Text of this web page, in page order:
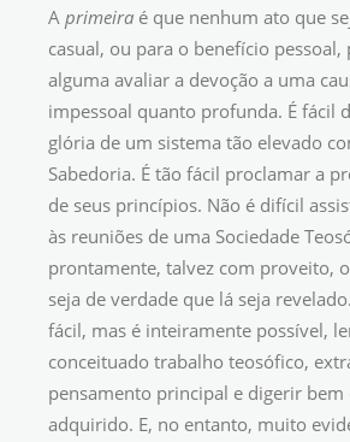
A primeira é que nenhum ato que
casual, ou para o benefício
alguma avaliar a devoção a uma
impessoal quanto profunda. É fácil
glória de um sistema tão elevado
Sabedoria. É tão fácil proclamar a
de seus princípios. Não é difícil
às reuniões de uma Sociedade
prontamente, talvez com proveito,
seja de verdade que lá seja
fácil, mas é inteiramente possível,
conceituado trabalho teosófico,
pensamento principal e digerir bem
adquirido. E, no entanto, muito